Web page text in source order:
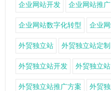
企业网站开发 企业网站推广
企业网站数字化转型 企业
外贸独立站 外贸独立站定制
外贸独立站开发 外贸独立
外贸独立站推广方案 外贸